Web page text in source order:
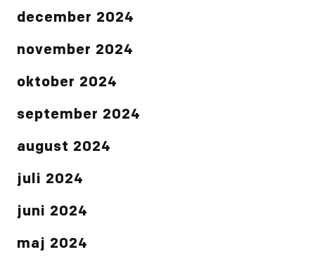
december 2024
november 2024
oktober 2024
september 2024
august 2024
juli 2024
juni 2024
maj 2024